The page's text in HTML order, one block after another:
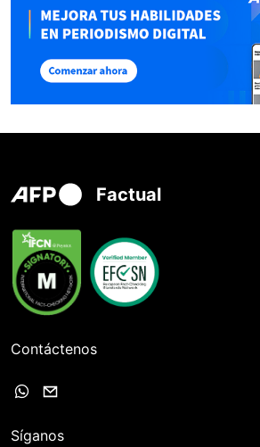
Factual
Contáctenos
Síganos